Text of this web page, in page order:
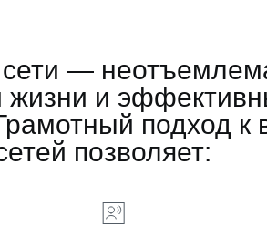
—
жизни и
подход к
позволяет: